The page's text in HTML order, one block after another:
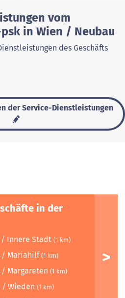
vom
in Wien / Neubau
des Geschäfts
der Service-Dienstleistungen
in der
/ Innere Stadt (1 km)
/ Mariahilf (1 km)
/ Margareten (1 km)
/ Wieden (1 km)